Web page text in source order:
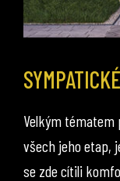
Velkým tématem
všech jeho etap,
se zde cítili